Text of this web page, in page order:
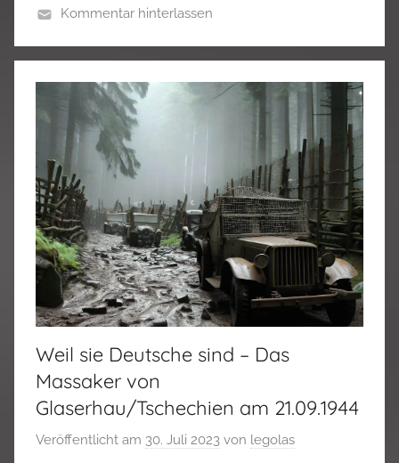
Kommentar hinterlassen
Weil sie Deutsche sind – Das
Massaker von
Glaserhau/Tschechien am 21.09.1944
Veröffentlicht am 30. Juli 2023 von legolas